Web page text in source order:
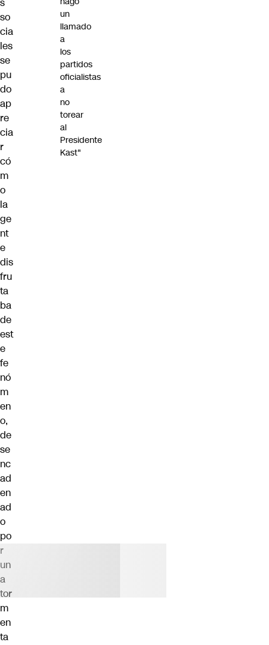
so
cia
les
se
pu
do
ap
re
cia
r
có
m
o
la
ge
nt
e
dis
fru
ta
ba
de
est
e
fe
nó
m
en
o,
de
se
nc
ad
en
ad
o
po
r
un
a
tor
m
en
ta
un
llamado
a
los
partidos
oficialistas
a
no
torear
al
Presidente
Kast"